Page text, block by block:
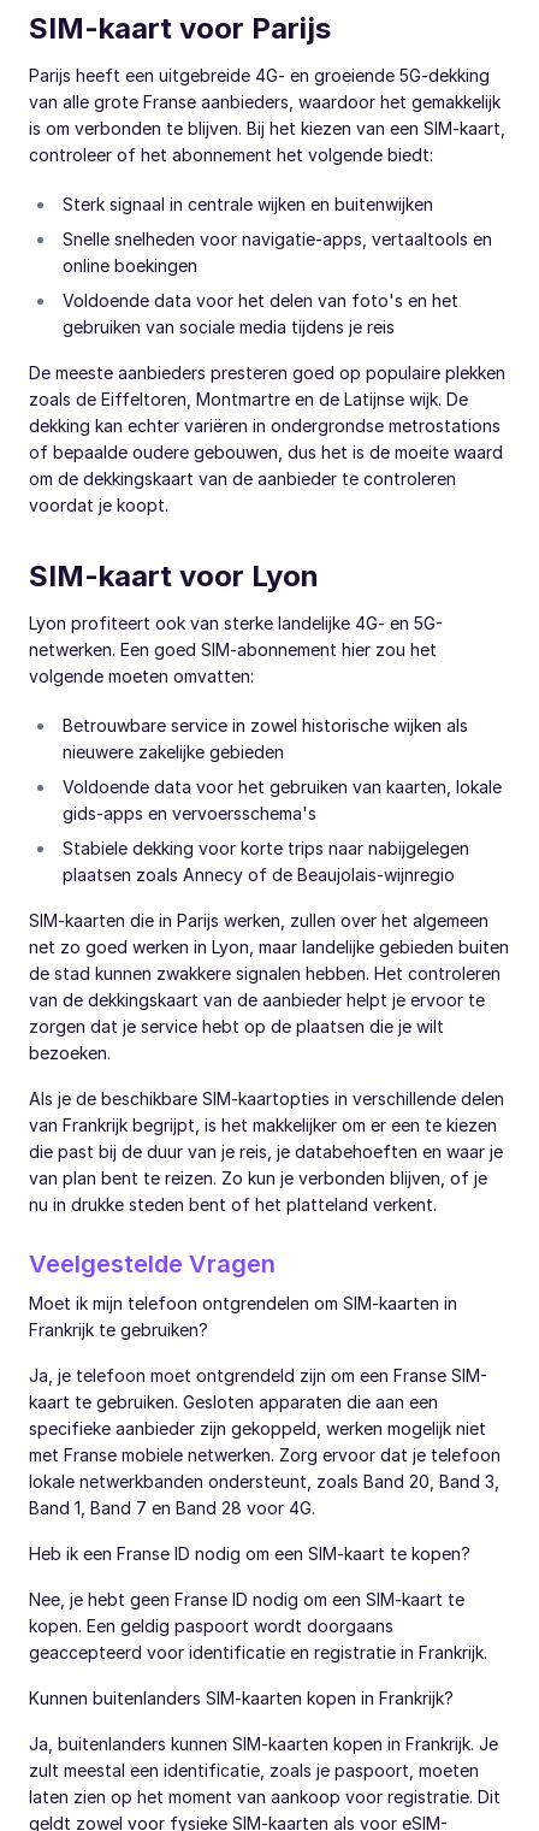
SIM-kaart voor Parijs
Parijs heeft een uitgebreide 4G- en groeiende 5G-dekking
van alle grote Franse aanbieders, waardoor het gemakkelijk
is om verbonden te blijven. Bij het kiezen van een SIM-kaart,
controleer of het abonnement het volgende biedt:
Sterk signaal in centrale wijken en buitenwijken
Snelle snelheden voor navigatie-apps, vertaaltools en
online boekingen
Voldoende data voor het delen van foto's en het
gebruiken van sociale media tijdens je reis
De meeste aanbieders presteren goed op populaire plekken
zoals de Eiffeltoren, Montmartre en de Latijnse wijk. De
dekking kan echter variëren in ondergrondse metrostations
of bepaalde oudere gebouwen, dus het is de moeite waard
om de dekkingskaart van de aanbieder te controleren
voordat je koopt.
SIM-kaart voor Lyon
Lyon profiteert ook van sterke landelijke 4G- en 5G-
netwerken. Een goed SIM-abonnement hier zou het
volgende moeten omvatten:
Betrouwbare service in zowel historische wijken als
nieuwere zakelijke gebieden
Voldoende data voor het gebruiken van kaarten, lokale
gids-apps en vervoersschema's
Stabiele dekking voor korte trips naar nabijgelegen
plaatsen zoals Annecy of de Beaujolais-wijnregio
SIM-kaarten die in Parijs werken, zullen over het algemeen
net zo goed werken in Lyon, maar landelijke gebieden buiten
de stad kunnen zwakkere signalen hebben. Het controleren
van de dekkingskaart van de aanbieder helpt je ervoor te
zorgen dat je service hebt op de plaatsen die je wilt
bezoeken.
Als je de beschikbare SIM-kaartopties in verschillende delen
van Frankrijk begrijpt, is het makkelijker om er een te kiezen
die past bij de duur van je reis, je databehoeften en waar je
van plan bent te reizen. Zo kun je verbonden blijven, of je
nu in drukke steden bent of het platteland verkent.
Veelgestelde Vragen
Moet ik mijn telefoon ontgrendelen om SIM-kaarten in
Frankrijk te gebruiken?
Ja, je telefoon moet ontgrendeld zijn om een Franse SIM-
kaart te gebruiken. Gesloten apparaten die aan een
specifieke aanbieder zijn gekoppeld, werken mogelijk niet
met Franse mobiele netwerken. Zorg ervoor dat je telefoon
lokale netwerkbanden ondersteunt, zoals Band 20, Band 3,
Band 1, Band 7 en Band 28 voor 4G.
Heb ik een Franse ID nodig om een SIM-kaart te kopen?
Nee, je hebt geen Franse ID nodig om een SIM-kaart te
kopen. Een geldig paspoort wordt doorgaans
geaccepteerd voor identificatie en registratie in Frankrijk.
Kunnen buitenlanders SIM-kaarten kopen in Frankrijk?
Ja, buitenlanders kunnen SIM-kaarten kopen in Frankrijk. Je
zult meestal een identificatie, zoals je paspoort, moeten
laten zien op het moment van aankoop voor registratie. Dit
geldt zowel voor fysieke SIM-kaarten als voor eSIM-